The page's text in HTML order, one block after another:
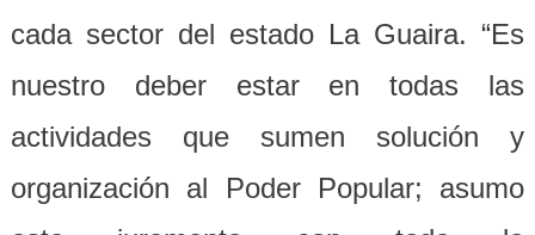
cada sector del estado La Guaira. “Es
nuestro deber estar en todas las
actividades que sumen solución y
organización al Poder Popular; asumo